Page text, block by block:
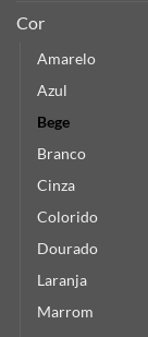
Cor
Amarelo
Azul
Bege
Branco
Cinza
Colorido
Dourado
Laranja
Marrom